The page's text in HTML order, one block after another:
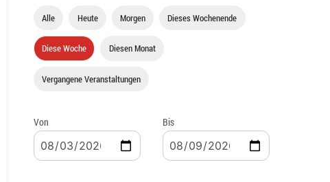
Alle Heute Morgen Dieses Wochenende
Diese Woche Diesen Monat
Vergangene Veranstaltungen
Von Bis